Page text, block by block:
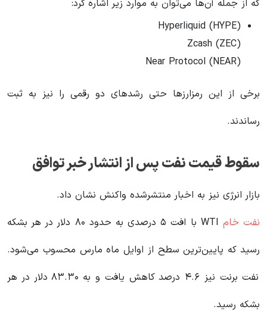
که از جمله آن‌ها می‌توان به موارد زیر اشاره کرد:
Hyperliquid (HYPE)
Zcash (ZEC)
Near Protocol (NEAR)
برخی از این رمزارزها حتی رشدهای دو رقمی را نیز به ثبت
رساندند.
سقوط قیمت نفت پس از انتشار خبر توافق
بازار انرژی نیز به اخبار منتشرشده واکنش نشان داد.
نفت خام
WTI با افت ۵ درصدی به حدود ۸۰ دلار در هر بشکه
رسید که پایین‌ترین سطح از اوایل ماه مارس محسوب می‌شود.
نفت برنت نیز ۴.۶ درصد کاهش یافت و به ۸۳.۳۰ دلار در هر
بشکه رسید.